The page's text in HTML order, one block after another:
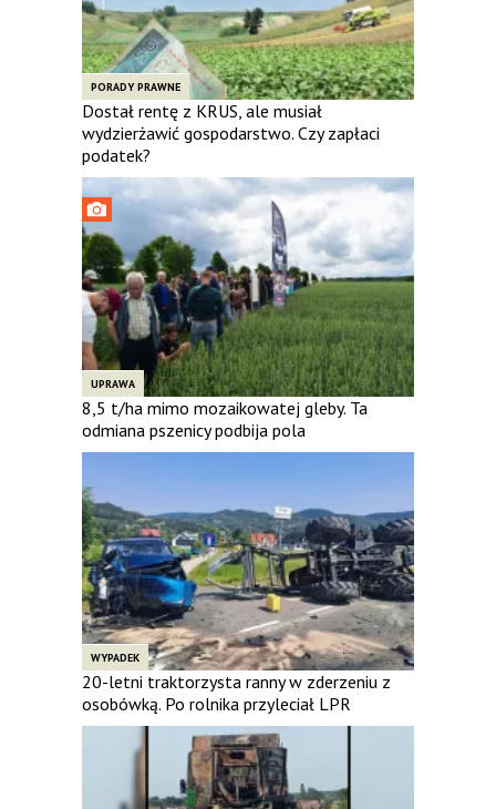
PORADY PRAWNE
Dostał rentę z KRUS, ale musiał
wydzierżawić gospodarstwo. Czy zapłaci
podatek?
UPRAWA
8,5 t/ha mimo mozaikowatej gleby. Ta
odmiana pszenicy podbija pola
WYPADEK
20-letni traktorzysta ranny w zderzeniu z
osobówką. Po rolnika przyleciał LPR